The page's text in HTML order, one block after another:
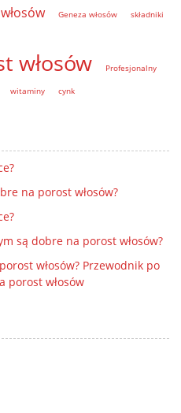
Geneza włosów
składniki
włosów Profesjonalny
witaminy cynk
na porost włosów?
są dobre na porost włosów?
włosów? Przewodnik po
porost włosów